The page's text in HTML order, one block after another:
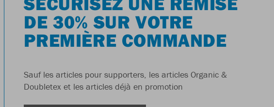
DE 30% SUR VOTRE
PREMIÈRE COMMANDE
Sauf les articles pour supporters, les articles Organic &
Doubletex et les articles déjà en promotion